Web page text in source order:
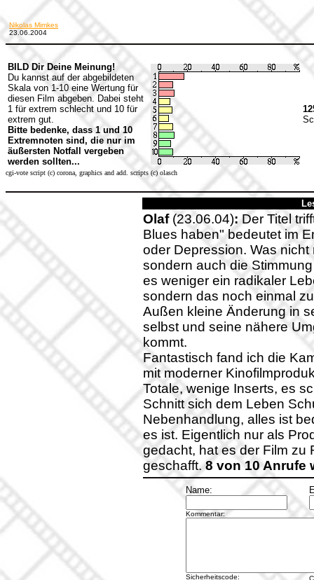
Nikolas Mimkes
23.06.2004
BILD Dir Deine Meinung!
Du kannst auf der abgebildeten
Skala von 1-10 eine Wertung für
diesen Film abgeben. Dabei steht
1 für extrem schlecht und 10 für
extrem gut.
Bitte bedenke, dass 1 und 10
Extremnoten sind, die nur im
äußersten Notfall vergeben
werden sollten...
cgi-vote script (c) corona, graphics and add. scripts (c) olasch
Olaf(23.06.04):Der Titel
Blues haben" bedeutet im
oder Depression. Was
sondern auch die
es weniger ein radikaler
sondern das noch einmal
Außen kleine Änderung in
selbst und seine nähere
kommt.
Fantastisch fand ich die
mit moderner
Totale, wenige Inserts, es
Schnitt sich dem Leben
Nebenhandlung, alles ist
es ist. Eigentlich nur als
gedacht, hat es der Film zu
geschafft.8 von 10 Anrufe
Name:
Kommentar:
Sicherheitscode: